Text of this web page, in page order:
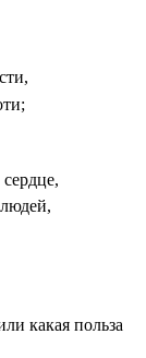
какая польза